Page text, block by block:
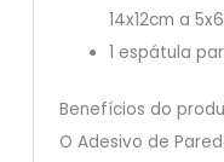
14x12cm a
1 espátula
Benefícios do
O Adesivo de